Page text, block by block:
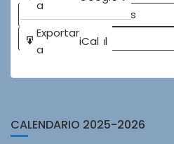
in
Subscribe
in
iCal
a
Exportar
a
iCal
Buscar
CALENDARIO 2025-2026